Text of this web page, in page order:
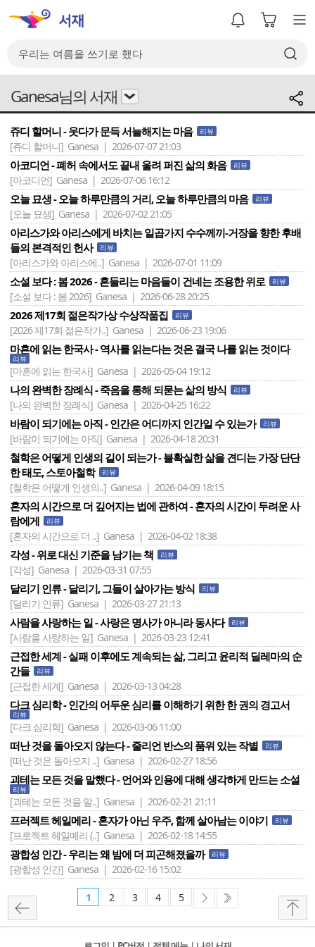
Ganesa님의 서재
쥬디 할머니 - 웃다가 문득 서늘해지는 마음 리뷰
[쥬디 할머니] Ganesa | 2026-07-07 21:03
아코디언 - 폐허 속에서도 끝내 울려 퍼진 삶의 화음 리뷰
[아코디언] Ganesa | 2026-07-06 16:12
오늘 묘생 - 오늘 하루만큼의 거리, 오늘 하루만큼의 마음 리뷰
[오늘 묘생] Ganesa | 2026-07-02 21:05
아리스가와 아리스에게 바치는 일곱가지 수수께끼-거장을 향한 후배
들의 본격적인 헌사
리뷰
[아리스가와 아리스에..] Ganesa | 2026-07-01 11:09
소설 보다 : 봄 2026 - 흔들리는 마음들이 건네는 조용한 위로 리뷰
[소설 보다 : 봄 2026] Ganesa | 2026-06-28 20:25
2026 제17회 젊은작가상 수상작품집 리뷰
[2026 제17회 젊은작가..] Ganesa | 2026-06-23 19:06
마흔에 읽는 한국사 - 역사를 읽는다는 것은 결국 나를 읽는 것이다
리뷰
[마흔에 읽는 한국사] Ganesa | 2026-05-04 19:12
나의 완벽한 장례식 - 죽음을 통해 되묻는 삶의 방식 리뷰
[나의 완벽한 장례식] Ganesa | 2026-04-25 16:22
바람이 되기에는 아직 - 인간은 어디까지 인간일 수 있는가 리뷰
[바람이 되기에는 아직] Ganesa | 2026-04-18 20:31
철학은 어떻게 인생의 길이 되는가 - 불확실한 삶을 견디는 가장 단단
한 태도, 스토아철학
리뷰
[철학은 어떻게 인생의..] Ganesa | 2026-04-09 18:15
혼자의 시간으로 더 깊어지는 법에 관하여 - 혼자의 시간이 두려운 사
람에게
리뷰
[혼자의 시간으로 더 ..] Ganesa | 2026-04-02 18:38
각성 - 위로 대신 기준을 남기는 책 리뷰
[각성] Ganesa | 2026-03-31 07:55
달리기 인류 - 달리기, 그들이 살아가는 방식 리뷰
[달리기 인류] Ganesa | 2026-03-27 21:13
사람을 사랑하는 일 - 사랑은 명사가 아니라 동사다 리뷰
[사람을 사랑하는 일] Ganesa | 2026-03-23 12:41
근접한 세계 - 실패 이후에도 계속되는 삶, 그리고 윤리적 딜레마의 순
간들
리뷰
[근접한 세계] Ganesa | 2026-03-13 04:28
다크 심리학 - 인간의 어두운 심리를 이해하기 위한 한 권의 경고서
리뷰
[다크 심리학] Ganesa | 2026-03-06 11:00
떠난 것을 돌아오지 않는다 - 줄리언 반스의 품위 있는 작별 리뷰
[떠난 것은 돌아오지 ..] Ganesa | 2026-02-27 18:56
괴테는 모든 것을 말했다 - 언어와 인용에 대해 생각하게 만드는 소설
리뷰
[괴테는 모든 것을 말..] Ganesa | 2026-02-21 21:11
프러젝트 헤일메리 - 혼자가 아닌 우주, 함께 살아남는 이야기 리뷰
[프로젝트 헤일메리 (..] Ganesa | 2026-02-18 14:55
광합성 인간 - 우리는 왜 밤에 더 피곤해졌을까 리뷰
[광합성 인간] Ganesa | 2026-02-16 15:02
1 2 3 4 5